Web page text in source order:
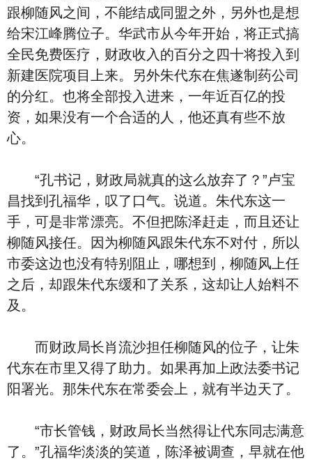
跟柳随风之间，不能结成同盟之外，另外也是想
给宋江峰腾位子。华武市从今年开始，将正式搞
全民免费医疗，财政收入的百分之四十将投入到
新建医院项目上来。另外朱代东在焦遂制药公司
的分红。也将全部投入进来，一年近百亿的投
资，如果没有一个合适的人，他还真有些不放
心。
“孔书记，财政局就真的这么放弃了？”卢宝
昌找到孔福华，叹了口气。说道。朱代东这一
手，可是非常漂亮。不但把陈泽赶走，而且还让
柳随风接任。因为柳随风跟朱代东不对付，所以
市委这边也没有特别阻止，哪想到，柳随风上任
之后，却跟朱代东缓和了关系，这却让人始料不
及。
而财政局长肖流沙担任柳随风的位子，让朱
代东在市里又得了助力。如果再加上政法委书记
阳署光。那朱代东在常委会上，就有半边天了。
“市长管钱，财政局长当然得让代东同志满意
了。”孔福华淡淡的笑道，陈泽被调查，早就在他